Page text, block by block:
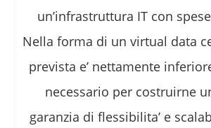
un’infrastruttura IT con
Nella forma di un virtual data
prevista e’ nettamente
necessario per costruirne
garanzia di flessibilita’ e